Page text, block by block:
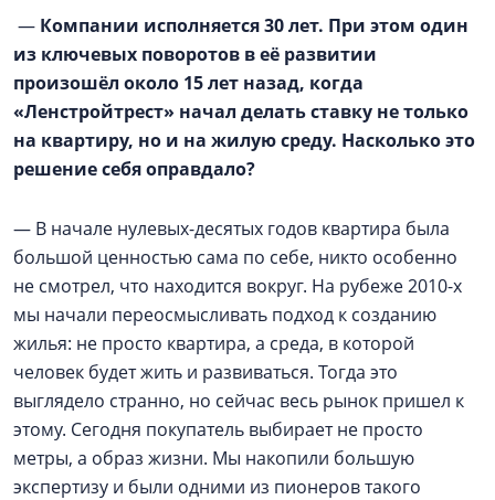
— Компании исполняется 30 лет. При этом один
из ключевых поворотов в её развитии
произошёл около 15 лет назад, когда
«Ленстройтрест» начал делать ставку не только
на квартиру, но и на жилую среду. Насколько это
решение себя оправдало?
— В начале нулевых-десятых годов квартира была
большой ценностью сама по себе, никто особенно
не смотрел, что находится вокруг. На рубеже 2010-х
мы начали переосмысливать подход к созданию
жилья: не просто квартира, а среда, в которой
человек будет жить и развиваться. Тогда это
выглядело странно, но сейчас весь рынок пришел к
этому. Сегодня покупатель выбирает не просто
метры, а образ жизни. Мы накопили большую
экспертизу и были одними из пионеров такого